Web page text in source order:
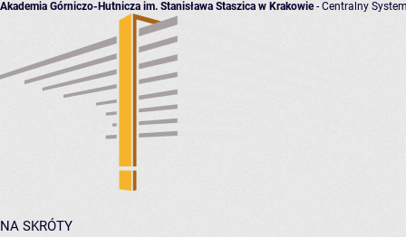
Akademia Górniczo-Hutnicza im. Stanisława Staszica w Krakowie- Centralny
NA SKRÓTY